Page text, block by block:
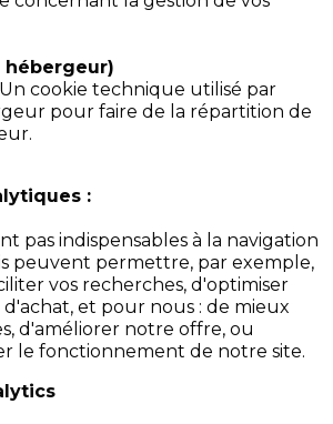
hébergeur)
Un cookie technique utilisé par
pour faire de la répartition de
:
pas indispensables à la navigation
peuvent permettre, par exemple,
vos recherches, d'optimiser
et pour nous : de mieux
d'améliorer notre offre, ou
le fonctionnement de notre site.